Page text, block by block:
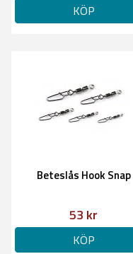
KÖP
Beteslås Hook Snap
53 kr
KÖP